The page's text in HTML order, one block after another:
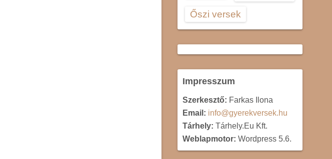
Őszi versek
Impresszum
Szerkesztő: Farkas Ilona
Email: info@gyerekversek.hu
Tárhely: Tárhely.Eu Kft.
Weblapmotor: Wordpress 5.6.